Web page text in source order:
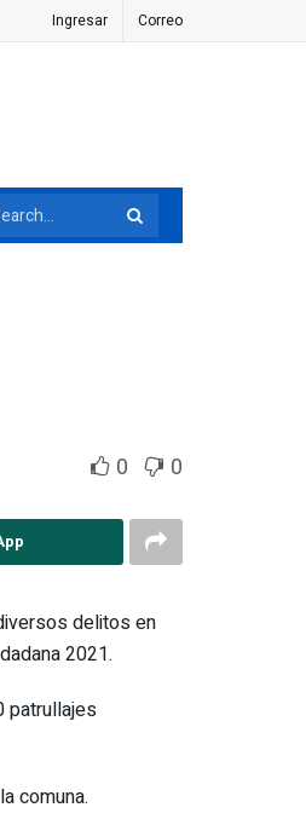
Ingresar Correo
0 0
delitos en
2021.
patrullajes
comuna.